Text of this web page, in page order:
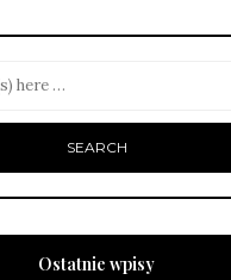
Ostatnie wpisy